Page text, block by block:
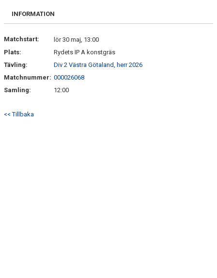
INFORMATION
Matchstart:
lör 30 maj, 13:00
Plats:
Rydets IP A konstgräs
Tävling:
Div 2 Västra Götaland, herr 2026
Matchnummer: 000026068
Samling:
12:00
<< Tillbaka